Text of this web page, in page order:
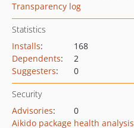
Transparency log
Statistics
Installs:
168
Dependents:
2
Suggesters: 0
Security
Advisories:
0
Aikido package health analysis